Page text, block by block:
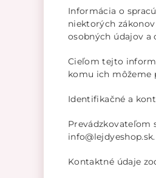
Informácia o
niektorých zákonov
osobných údajov a
Cieľom tejto
komu ich môžeme
Identifikačné a
Prevádzkovateľom
info@lejdyeshop.sk.
Kontaktné údaje